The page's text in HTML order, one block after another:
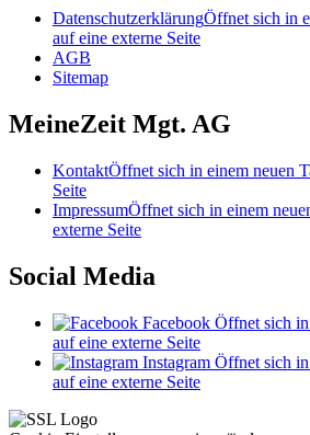
DatenschutzerklärungÖffnet sich in
auf eine externe Seite
AGB
Sitemap
MeineZeit Mgt. AG
KontaktÖffnet sich in einem neuen
Seite
ImpressumÖffnet sich in einem
externe Seite
Social Media
Facebook Öffnet sich
auf eine externe Seite
Instagram Öffnet sich
auf eine externe Seite